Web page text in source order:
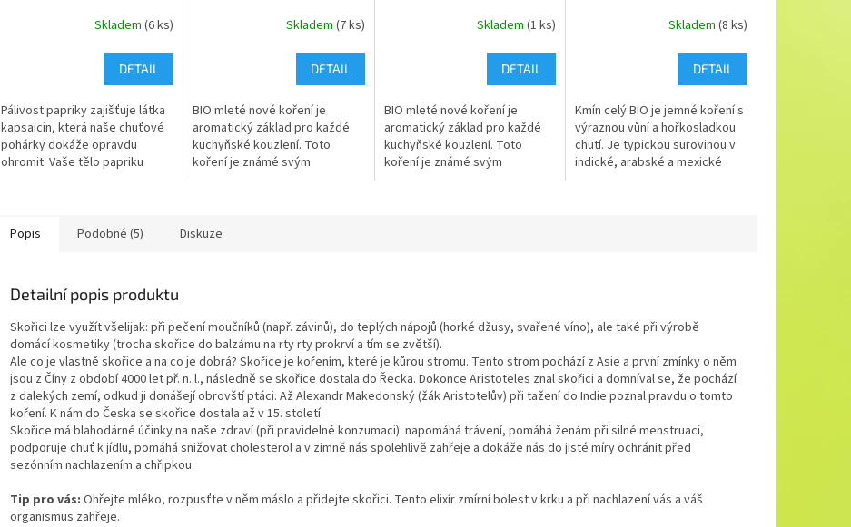
Skladem (6 ks)
DETAIL
Pálivost papriky zajišťuje látka
kapsaicin, která naše chuťové
pohárky dokáže opravdu
ohromit. Vaše tělo papriku
Skladem (7 ks)
DETAIL
BIO mleté nové koření je
aromatický základ pro každé
kuchyňské kouzlení. Toto
koření je známé svým
Skladem(1 ks)
DETAIL
BIO mleté nové koření je
aromatický základ pro každé
kuchyňské kouzlení. Toto
koření je známé svým
Skladem (8 ks)
DETAIL
Kmín celý BIO je jemné koření s
výraznou vůní a hořkosladkou
chutí. Je typickou surovinou v
indické, arabské a mexické
Popis Podobné (5) Diskuze
Detailní popis produktu
Skořici lze využít všelijak: při pečení moučníků (např. závinů), do teplých nápojů (horké džusy, svařené víno), ale také při výrobě
domácí kosmetiky (trocha skořice do balzámu na rty rty prokrví a tím se zvětší).
Ale co je vlastně skořice a na co je dobrá? Skořice je kořením, které je kůrou stromu. Tento strom pochází z Asie a první zmínky o něm
jsou z Číny z období 4000 let př. n. l., následně se skořice dostala do Řecka. Dokonce Aristoteles znal skořici a domníval se, že pochází
z dalekých zemí, odkud ji donášejí obrovští ptáci. Až Alexandr Makedonský (žák Aristotelův) při tažení do Indie poznal pravdu o tomto
koření. K nám do Česka se skořice dostala až v 15. století.
Skořice má blahodárné účinky na naše zdraví (při pravidelné konzumaci): napomáhá trávení, pomáhá ženám při silné menstruaci,
podporuje chuť k jídlu, pomáhá snižovat cholesterol a v zimně nás spolehlivě zahřeje a dokáže nás do jisté míry ochránit před
sezónním nachlazením a chřipkou.
Tip pro vás: Ohřejte mléko, rozpusťte v něm máslo a přidejte skořici. Tento elixír zmírní bolest v krku a při nachlazení vás a váš
organismus zahřeje.